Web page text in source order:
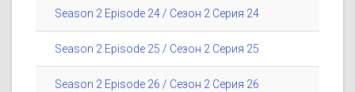
Season 2 Episode 24 / Сезон 2 Серия 24
Season 2 Episode 25 / Сезон 2 Серия 25
Season 2 Episode 26 / Сезон 2 Серия 26